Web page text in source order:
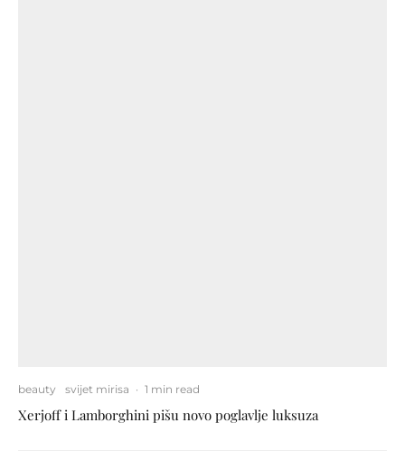
beauty svijet mirisa · 1 min read
Xerjoff i Lamborghini pišu novo poglavlje luksuza